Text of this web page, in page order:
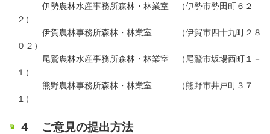
伊勢農林水産事務所森林・林業室 （伊勢市勢田町６２
２）
伊賀農林事務所森林・林業室 （伊賀市四十九町２８
０２）
尾鷲農林水産事務所森林・林業室 （尾鷲市坂場西町１－
１）
熊野農林事務所森林・林業室 （熊野市井戸町３７
１）
４ ご意見の提出方法